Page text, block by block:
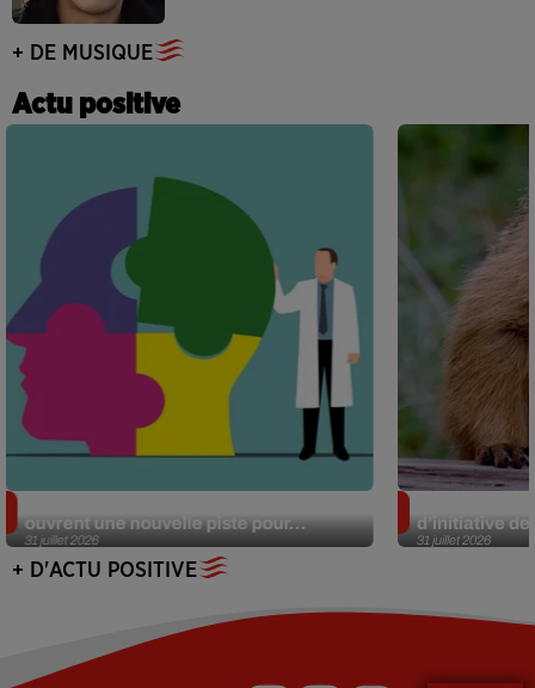
+ DE MUSIQUE
Actu positive
31 juillet 2026
ouvrent une nouvelle piste pour...
31 juillet 2026
d’initiative
+ D'ACTU POSITIVE